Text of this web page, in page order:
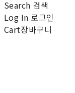
Search 검색
Log In 로그인
Cart장바구니